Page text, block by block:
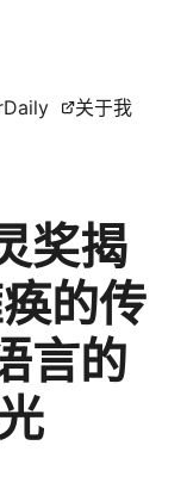
关于我
奖揭
的传
言的